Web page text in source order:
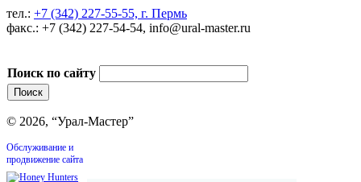
тел.: +7 (342) 227-55-55, г. Пермь
факс.: +7 (342) 227-54-54, info@ural-master.ru
Поиск по сайту
© 2026, “Урал-Мастер”
Обслуживание и
продвижение сайта